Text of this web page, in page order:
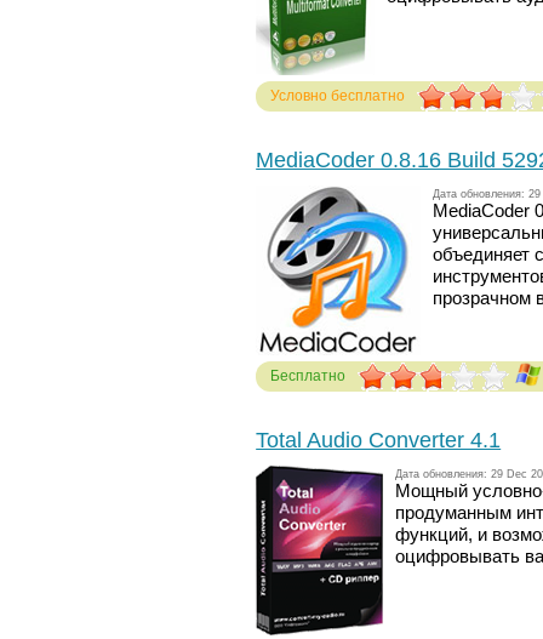
Условно бесплатно
MediaCoder 0.8.16 Build
Дата обновления:
MediaCoder
объединяет
прозрачном
Бесплатно
Total Audio Converter 4.1
Дата обновления: 29 Dec
Мощный
продуманным
функций, и
оцифровывать